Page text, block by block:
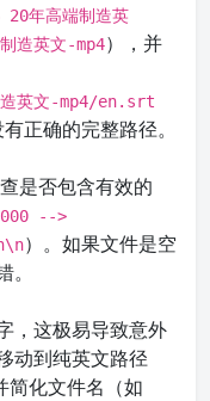
年高端制造英
造英文-mp4），并
英文-mp4/en.srt
有正确的完整路径。
查是否包含有效的
-->
）。如果文件是空
，这极易导致意外
动到纯英文路径
简化文件名（如